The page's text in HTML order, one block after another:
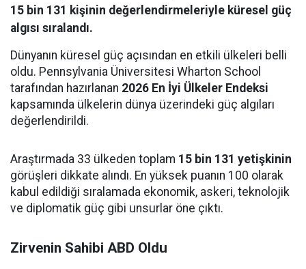
15 bin 131 kişinin değerlendirmeleriyle küresel güç
algısı sıralandı.
Dünyanın küresel güç açısından en etkili ülkeleri belli
oldu. Pennsylvania Üniversitesi Wharton School
tarafından hazırlanan 2026 En İyi Ülkeler Endeksi
kapsamında ülkelerin dünya üzerindeki güç algıları
değerlendirildi.
Araştırmada 33 ülkeden toplam 15 bin 131 yetişkinin
görüşleri dikkate alındı. En yüksek puanın 100 olarak
kabul edildiği sıralamada ekonomik, askeri, teknolojik
ve diplomatik güç gibi unsurlar öne çıktı.
Zirvenin Sahibi ABD Oldu